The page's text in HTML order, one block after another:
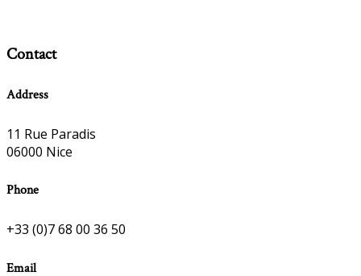
Contact
Address
11 Rue Paradis
06000 Nice
Phone
+33 (0)7 68 00 36 50
Email